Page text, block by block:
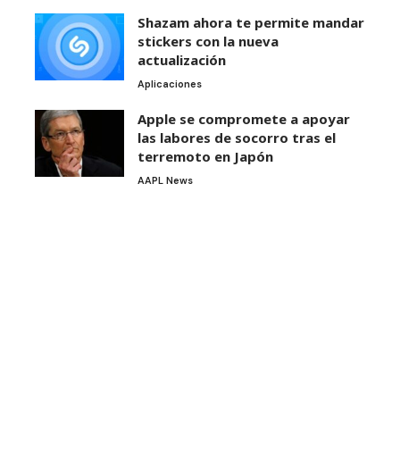
Shazam ahora te permite mandar
stickers con la nueva
actualización
Aplicaciones
Apple se compromete a apoyar
las labores de socorro tras el
terremoto en Japón
AAPL News